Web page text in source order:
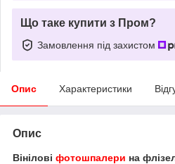
Що таке купити з Пром?
Замовлення під захистом
Опис Характеристики
Опис
Вінілові фотошпалери на